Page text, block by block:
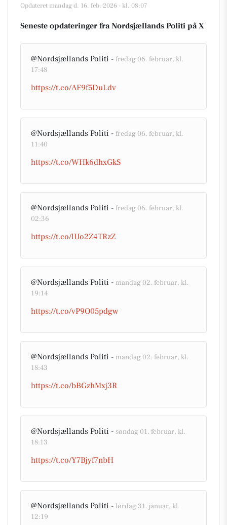
Opdateret mandag d. 16. feb. 2026 - kl. 08:07
Seneste opdateringer fra Nordsjællands Politi på X
@Nordsjællands Politi - fredag 06. februar, kl.
17:48
https://t.co/AF9f5DuLdv
@Nordsjællands Politi - fredag 06. februar, kl.
11:40
https://t.co/WHk6dhxGkS
@Nordsjællands Politi - fredag 06. februar, kl.
02:36
https://t.co/lUo2Z4TRzZ
@Nordsjællands Politi - mandag 02. februar, kl.
19:14
https://t.co/vP9O05pdgw
@Nordsjællands Politi - mandag 02. februar, kl.
18:43
https://t.co/bBGzhMxj3R
@Nordsjællands Politi - søndag 01. februar, kl.
18:13
https://t.co/Y7Bjyf7nbH
@Nordsjællands Politi - lørdag 31. januar, kl.
12:19